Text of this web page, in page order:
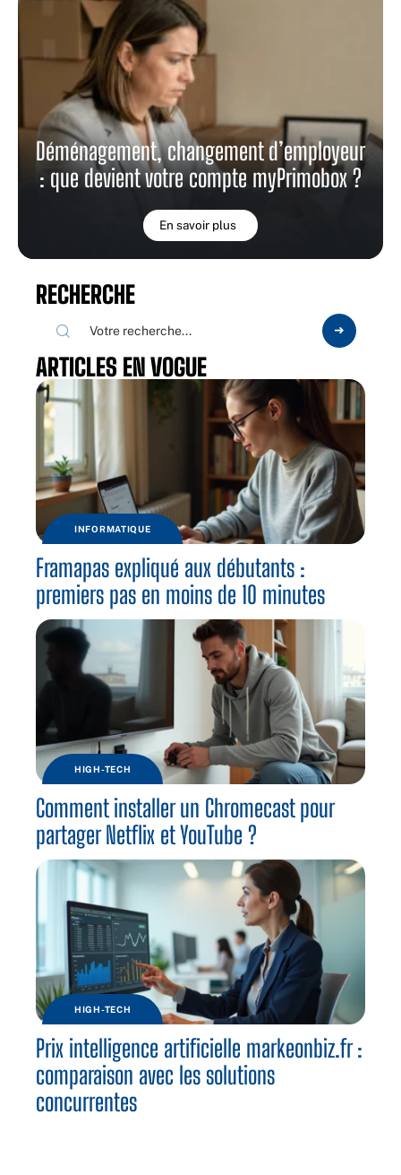
Déménagement, changement d’employeur
: que devient votre compte myPrimobox ?
En savoir plus
RECHERCHE
ARTICLES EN VOGUE
INFORMATIQUE
Framapas expliqué aux débutants :
premiers pas en moins de 10 minutes
HIGH-TECH
Comment installer un Chromecast pour
partager Netflix et YouTube ?
HIGH-TECH
Prix intelligence artificielle markeonbiz.fr :
comparaison avec les solutions
concurrentes